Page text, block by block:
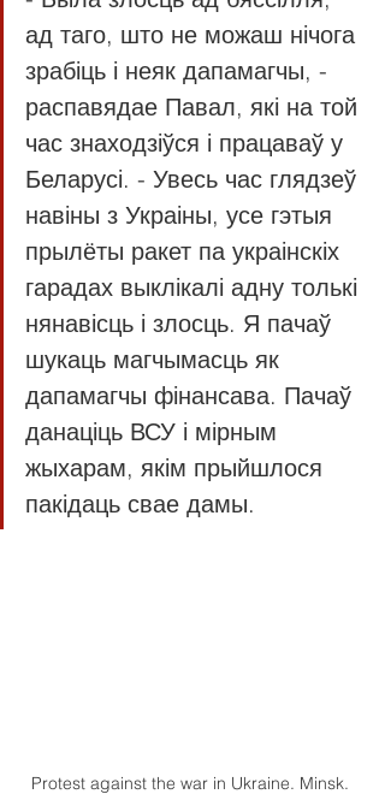
ад таго, што не можаш нічога
зрабіць і неяк дапамагчы, -
распавядае Павал, які на той
час знаходзіўся і працаваў у
Беларусі. - Увесь час глядзеў
навіны з Украіны, усе гэтыя
прылёты ракет па украінскіх
гарадах выклікалі адну толькі
нянавісць і злосць. Я пачаў
шукаць магчымасць як
дапамагчы фінансава. Пачаў
данаціць ВСУ і мірным
жыхарам, якім прыйшлося
пакідаць свае дамы.
Protest against the war in Ukraine. Minsk.